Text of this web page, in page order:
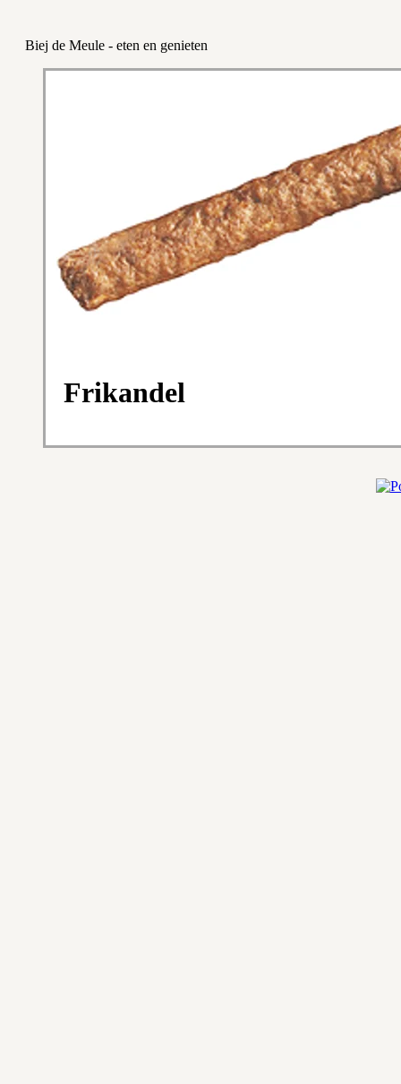
Biej de Meule - eten en genieten
Frikandel